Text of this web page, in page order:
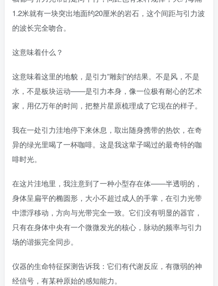
1.2米就有一块突出地面约20厘米的岩石，这个间距与引力波
的波长完全吻合。
这意味着什么？
这意味着这里的地貌，是引力”雕刻”的结果。不是风，不是
水，不是板块运动——是引力本身，像一位极有耐心的艺术
家，用亿万年的时间，把整片星原梳理成了它现在的样子。
我在一处引力洼地停下来休息，取出随身携带的热饮，在奇
异的绿光里喝了一杯咖啡。这是我这辈子喝过的最奇特的咖
啡时光。
在这片洼地里，我注意到了一种小型存在体——半透明的，
身体呈扁平的椭圆形，大小不超过成人的手掌，在引力光带
中漂浮移动，方向与光带完全一致。它们没有明显的器官，
只有在身体中央有一个微微发光的核心，脉动的频率与引力
场的谐振完全同步。
仪器的生命特征探测告诉我：它们有代谢反应，有微弱的神
经信号，有某种原始的感知能力。